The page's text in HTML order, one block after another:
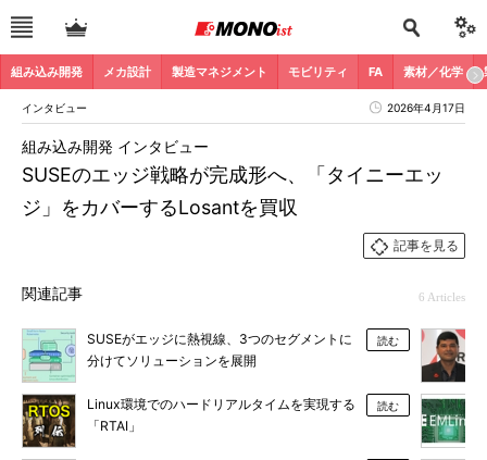
組み込み開発 メカ設計 製造マネジメント モビリティ FA 素材／化学
インタビュー 2026年4月17日
SUSEのエッジ戦略が完成形へ、「タイニーエッ
ジ」をカバーするLosantを買収
組み込み開発 インタビュー
記事を見る
関連記事 6 Articles
SUSEがエッジに熱視線、3つのセグメントに
分けてソリューションを展開
読む
Linux環境でのハードリアルタイムを実現する
「RTAI」
読む